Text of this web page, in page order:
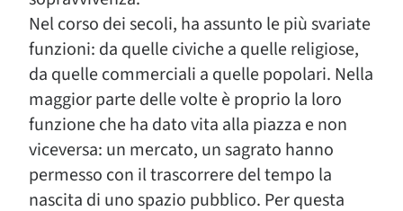
Nel corso dei secoli, ha assunto le più svariate
funzioni: da quelle civiche a quelle religiose,
da quelle commerciali a quelle popolari. Nella
maggior parte delle volte è proprio la loro
funzione che ha dato vita alla piazza e non
viceversa: un mercato, un sagrato hanno
permesso con il trascorrere del tempo la
nascita di uno spazio pubblico. Per questa